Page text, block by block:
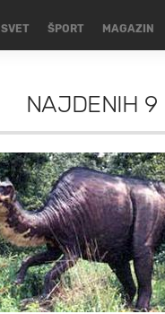
SVET ŠPORT MAGAZIN
NAJDENIH 9